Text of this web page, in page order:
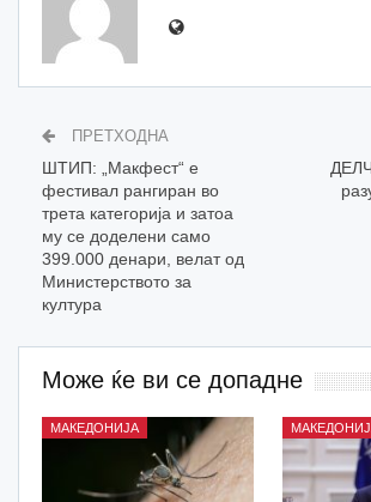
ПРЕТХОДНА
ШТИП: „Макфест“ е
фестивал рангиран во
трета категорија и затоа
му се доделени само
399.000 денари, велат од
Министерството за
култура
Може ќе ви се допадне
МАКЕДОНИЈА